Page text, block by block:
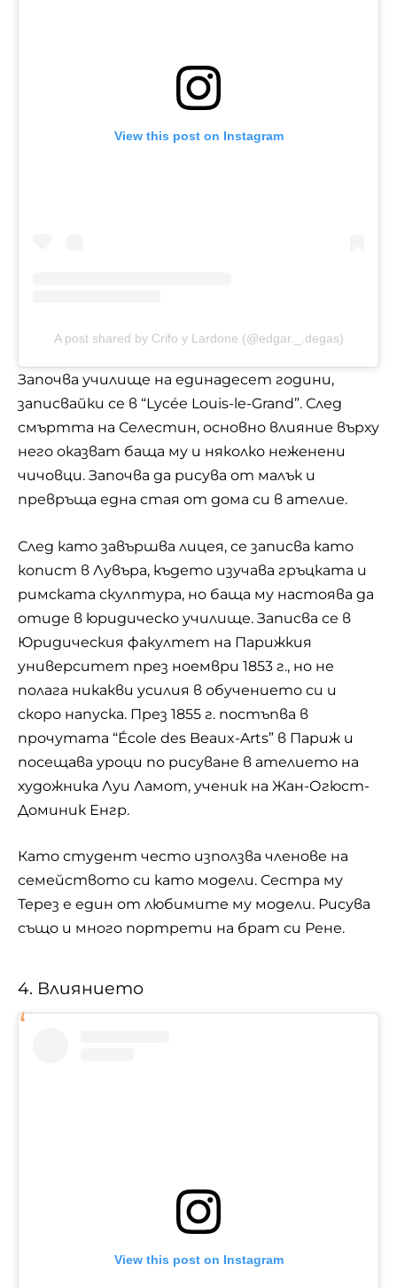
View this post on Instagram
A post shared by Crifo y Lardone (@edgar._.degas)
Започва училище на единадесет години,
записвайки се в “Lycée Louis-le-Grand”. След
смъртта на Селестин, основно влияние върху
него оказват баща му и няколко неженени
чичовци. Започва да рисува от малък и
превръща една стая от дома си в ателие.
След като завършва лицея, се записва като
копист в Лувъра, където изучава гръцката и
римската скулптура, но баща му настоява да
отиде в юридическо училище. Записва се в
Юридическия факултет на Парижкия
университет през ноември 1853 г., но не
полага никакви усилия в обучението си и
скоро напуска. През 1855 г. постъпва в
прочутата “École des Beaux-Arts” в Париж и
посещава уроци по рисуване в ателието на
художника Луи Ламот, ученик на Жан-Огюст-
Доминик Енгр.
Като студент често използва членове на
семейството си като модели. Сестра му
Терез е един от любимите му модели. Рисува
също и много портрети на брат си Рене.
4. Влиянието
View this post on Instagram